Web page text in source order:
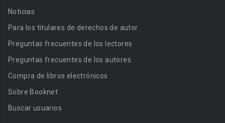
Noticias
Para los titulares de derechos de autor
Preguntas frecuentes de los lectores
Preguntas frecuentes de los autores
Compra de libros electrónicos
Sobre Booknet
Buscar usuarios